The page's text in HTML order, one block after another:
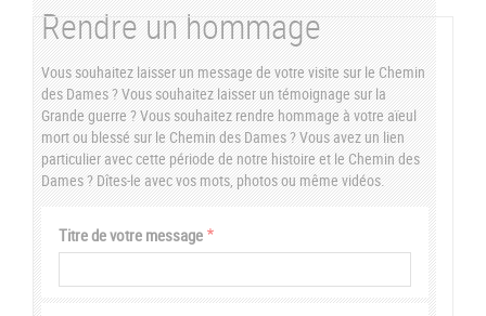
Rendre un hommage
Vous souhaitez laisser un message de votre visite sur le Chemin
des Dames ? Vous souhaitez laisser un témoignage sur la
Grande guerre ? Vous souhaitez rendre hommage à votre aïeul
mort ou blessé sur le Chemin des Dames ? Vous avez un lien
particulier avec cette période de notre histoire et le Chemin des
Dames ? Dîtes-le avec vos mots, photos ou même vidéos.
Titre de votre message
Vertical
Tabs